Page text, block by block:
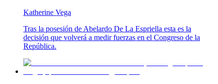
Katherine Vega
Tras la posesión de Abelardo De La Espriella esta es la
decisión que volverá a medir fuerzas en el Congreso de la
República.